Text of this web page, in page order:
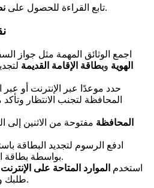
تابع القراءة للحصول علىستبسط إجراءاتك.
اجمع الوثائق المهمة مثل جواز
الهوية وبطاقة الإقامة القديمة
حدد موعدًا عبر الإنترنت أو
المحافظة لتجنب الانتظار
المحافظة مفتوحة من الاثنين
ادفع الرسوم لتجديد البطاقة
بواسطة بطاقة ائتمان واحتفظ بإيصالك.
استخدم الموارد المتاحة على الإنترنت
طلبك ومعرفة أوقات الانتظار.